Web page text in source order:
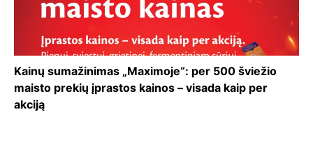
Kainų sumažinimas „Maximoje“: per 500 šviežio
maisto prekių įprastos kainos – visada kaip per
akciją